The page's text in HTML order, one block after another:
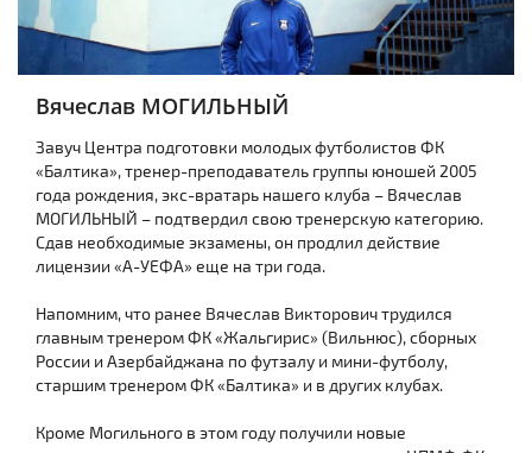
Вячеслав МОГИЛЬНЫЙ
Завуч Центра подготовки молодых футболистов ФК
«Балтика», тренер-преподаватель группы юношей 2005
года рождения, экс-вратарь нашего клуба – Вячеслав
МОГИЛЬНЫЙ – подтвердил свою тренерскую категорию.
Сдав необходимые экзамены, он продлил действие
лицензии «А-УЕФА» еще на три года.
Напомним, что ранее Вячеслав Викторович трудился
главным тренером ФК «Жальгирис» (Вильнюс), сборных
России и Азербайджана по футзалу и мини-футболу,
старшим тренером ФК «Балтика» и в других клубах.
Кроме Могильного в этом году получили новые